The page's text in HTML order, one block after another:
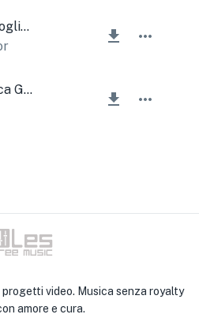
Gatto accogliente
Gioca Gioca Gioca
progetti video. Musica senza royalty
amore e cura.